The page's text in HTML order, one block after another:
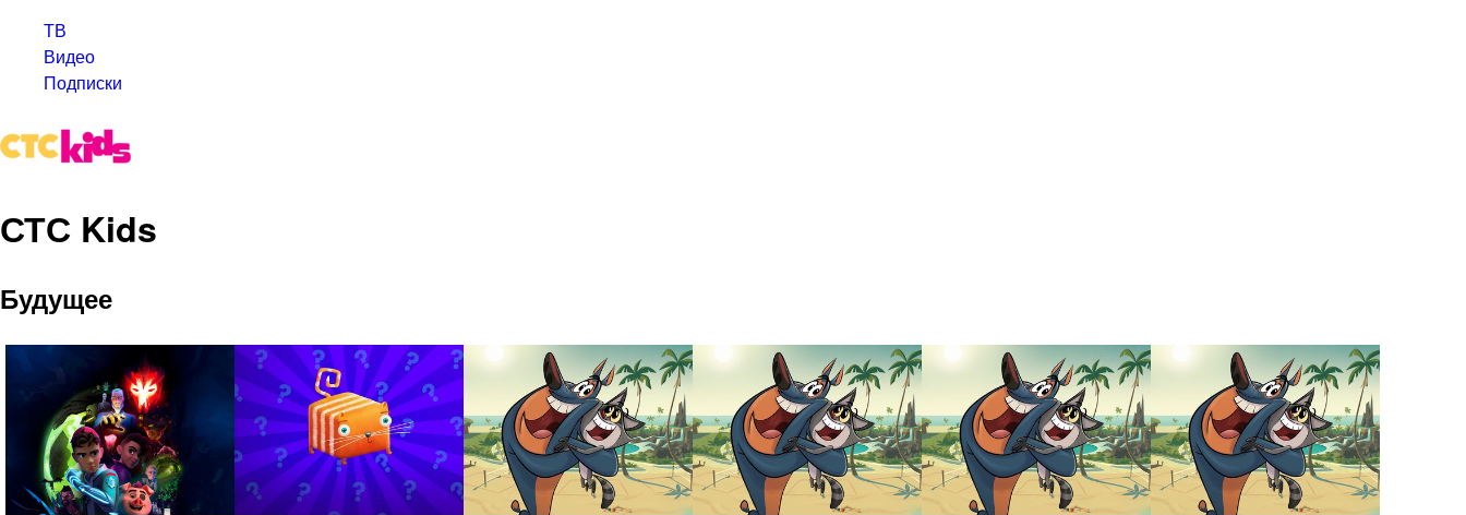
ТВ
Видео
Подписки
СТС Kids
Будущее